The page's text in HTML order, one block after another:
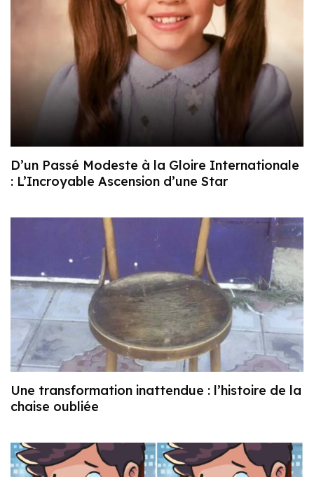
D’un Passé Modeste à la Gloire Internationale
: L’Incroyable Ascension d’une Star
Une transformation inattendue : l’histoire de la
chaise oubliée